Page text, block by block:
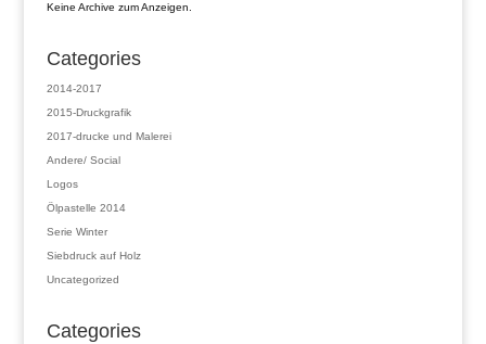
Keine Archive zum Anzeigen.
Categories
2014-2017
2015-Druckgrafik
2017-drucke und Malerei
Andere/ Social
Logos
Ölpastelle 2014
Serie Winter
Siebdruck auf Holz
Uncategorized
Categories